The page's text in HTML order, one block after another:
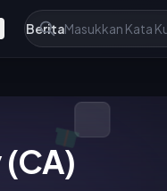
Berita
(CA)